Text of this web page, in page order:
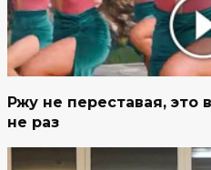
Ржу не переставая,
не раз